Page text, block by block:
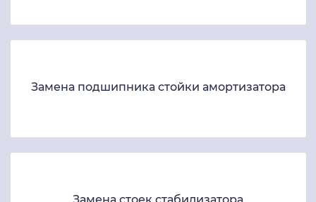
Замена подшипника стойки амортизатора